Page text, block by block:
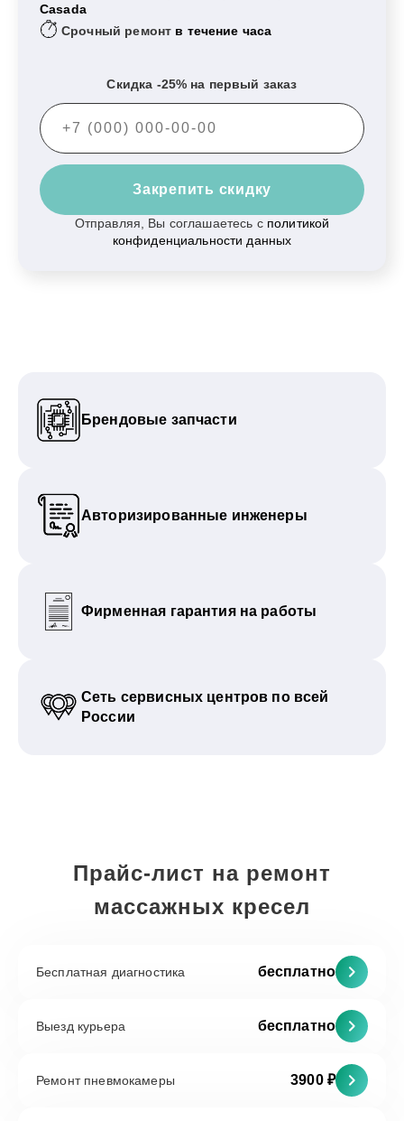
Casada
Срочный ремонт в течение часа
Скидка -25% на первый заказ
Закрепить скидку
Отправляя, Вы соглашаетесь с политикой
конфиденциальности данных
Брендовые запчасти
Авторизированные инженеры
Фирменная гарантия на работы
Сеть сервисных центров по всей
России
Прайс-лист на ремонт
массажных кресел
Бесплатная диагностика бесплатно
Выезд курьера бесплатно
Ремонт пневмокамеры 3900 ₽